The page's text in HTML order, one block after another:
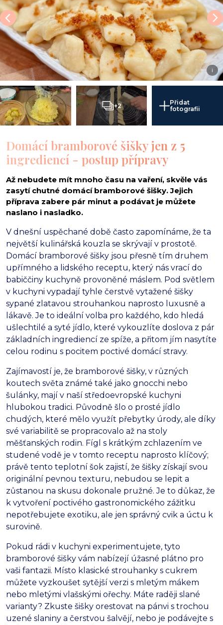
i
+2
Přidat
fotografii
Domácí bramborové šišky jen z 5
ingrediencí - postup přípravy
Až nebudete mít mnoho času na vaření, skvěle vás
zasytí chutné domácí bramborové šišky. Jejich
příprava zabere pár minut a podávat je můžete
naslano i nasladko.
V dnešní uspěchané době často zapomínáme, že ta
největší kulinářská kouzla se skrývají v prostotě.
Domácí bramborové šišky jsou přesně tím druhem
upřímného a lidského receptu, který nás vrací do
babiččiny kuchyně provoněné máslem. Pod světlem
v kuchyni vypadají tyhle čerstvě vytažené šišky
sypané zlatavou strouhankou naprosto luxusně a
lákavě. Je to ideální volba pro každého, kdo hledá
ušlechtilé a syté jídlo, které vykouzlíte doslova z pár
základních ingrediencí ze spíže, a přitom jím nasytíte
celou rodinu s pocitem poctivé domácí stravy.
Zajímavostí je, že bramborové šišky, v různých
koutech světa známé také jako gnocchi nebo
šulánky, mají v naší středoevropské kuchyni
hlubokou tradici. Původně šlo o prosté jídlo
chudých, které mělo využít přebytky úrody, ale díky
své variabilitě se propracovalo až na stoly
měšťanských rodin. Fígl s krátkým zchlazením ve
studené vodě je v tomto receptu naprosto klíčový;
právě tento teplotní šok zajistí, že šišky získají svou
originální pevnou texturu, nebudou se lepit a
zůstanou na skusu dokonale pružné. Je to důkaz, že
k vytvoření poctivého gastronomického zážitku
nepotřebujete exotiku, ale jen správný cvik a úctu k
surovině.
Pokud rádi v kuchyni experimentujete, tyto
bramborové šišky vám nabízejí úžasné plátno pro
vaši fantazii. Místo klasické strouhanky s cukrem
můžete vyzkoušet sytější verzi s mletým mákem
nebo mletými vlašskými ořechy. Máte raději slané
varianty? Zkuste šišky orestovat na pánvi s trochou
uzené slaniny a čerstvou šalvějí, nebo je podávejte s